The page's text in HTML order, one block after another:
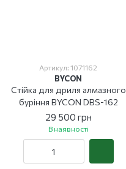
Артикул: 1071162
BYCON
Стійка для дриля алмазного
буріння BYCON DBS-162
29 500 грн
В наявності